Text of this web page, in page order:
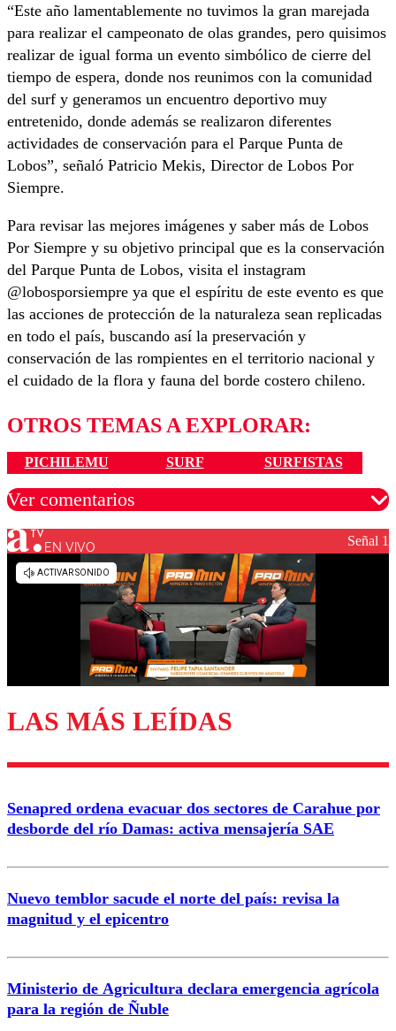
“Este año lamentablemente no tuvimos la gran marejada
para realizar el campeonato de olas grandes, pero quisimos
realizar de igual forma un evento simbólico de cierre del
tiempo de espera, donde nos reunimos con la comunidad
del surf y generamos un encuentro deportivo muy
entretenido, donde además se realizaron diferentes
actividades de conservación para el Parque Punta de
Lobos”, señaló Patricio Mekis, Director de Lobos Por
Siempre.
Para revisar las mejores imágenes y saber más de Lobos
Por Siempre y su objetivo principal que es la conservación
del Parque Punta de Lobos, visita el instagram
@lobosporsiempre ya que el espíritu de este evento es que
las acciones de protección de la naturaleza sean replicadas
en todo el país, buscando así la preservación y
conservación de las rompientes en el territorio nacional y
el cuidado de la flora y fauna del borde costero chileno.
OTROS TEMAS A EXPLORAR:
PICHILEMU SURF SURFISTAS
Ver comentarios
Los comentarios son moderados para garantizar un
diálogo respetuoso.
Enviar comentario
EN VIVO Señal 1
LAS MÁS LEÍDAS
Senapred ordena evacuar dos sectores de Carahue por
desborde del río Damas: activa mensajería SAE
Nuevo temblor sacude el norte del país: revisa la
magnitud y el epicentro
Ministerio de Agricultura declara emergencia agrícola
para la región de Ñuble